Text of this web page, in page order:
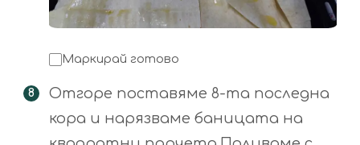
Маркирай готово
Отгоре поставяме 8-та последна
кора и нарязваме баницата на